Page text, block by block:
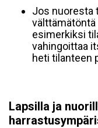
Jos nuoresta
esimerkiksi
vahingoittaa
heti tilanteen
Lapsilla ja